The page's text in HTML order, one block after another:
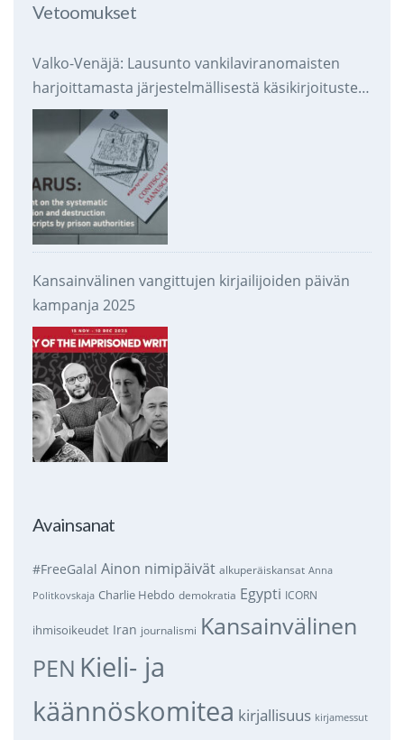
Vetoomukset
Valko-Venäjä: Lausunto vankilaviranomaisten
harjoittamasta järjestelmällisestä käsikirjoitusten
takavarikoinnista ja tuhoamisesta
Kansainvälinen vangittujen kirjailijoiden päivän
kampanja 2025
Avainsanat
#FreeGalal Ainon nimipäivät alkuperäiskansat Anna
Politkovskaja Charlie Hebdo demokratia Egypti ICORN
ihmisoikeudet Iran journalismi Kansainvälinen
PEN Kieli- ja
käännöskomitea kirjallisuus kirjamessut